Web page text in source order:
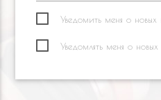
Уведомить меня о
Уведомлять меня о новых